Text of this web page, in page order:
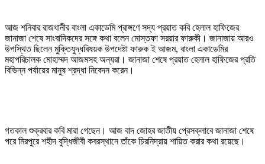
আজ শনিবার রাজধানীর বাংলা একাডেমি প্রাঙ্গণে সদ্য প্রয়াত কবি হেলাল হাফিজের
জানাজা শেষে সাংবাদিকদের সঙ্গে কথা বলেন মোস্তফা সরয়ার ফারুকী। জানাজায় আরও
উপস্থিত ছিলেন মুক্তিযুদ্ধবিষয়ক উপদেষ্টা ফারুক ই আজম, বাংলা একাডেমির
মহাপরিচালক মোহাম্মদ আজমসহ অন্যরা। জানাজা শেষে প্রয়াত হেলাল হাফিজের প্রতি
বিভিন্ন পর্যায়ের মানুষ শ্রদ্ধা নিবেদন করেন।
গতকাল শুক্রবার কবি মারা গেছেন। আজ বাদ জোহর জাতীয় প্রেসক্লাবে জানাজা শেষে
পরে মিরপুরে শহীদ বুদ্ধিজীবী কবরস্থানে তাঁকে চিরনিদ্রায় শায়িত করার কথা রয়েছে।